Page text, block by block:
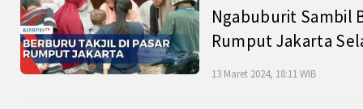
Ngabuburit Sambil
Rumput Jakarta
13 Maret 2024, 18:11 WIB